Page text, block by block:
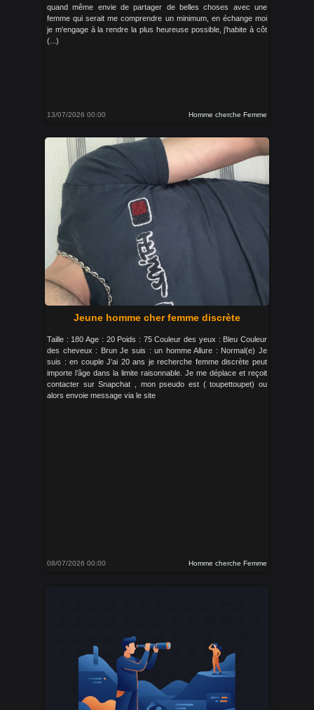
quand même envie de partager de belles choses avec une
femme qui serait me comprendre un minimum, en échange moi
je m'engage à la rendre la plus heureuse possible, j'habite à côt
(...)
13/07/2026 00:00 Homme cherche Femme
Jeune homme cher femme discrète
Taille : 180 Age : 20 Poids : 75 Couleur des yeux : Bleu Couleur
des cheveux : Brun Je suis : un homme Allure : Normal(e) Je
suis : en couple J’ai 20 ans je recherche femme discrète peut
importe l’âge dans la limite raisonnable. Je me déplace et reçoit
contacter sur Snapchat , mon pseudo est ( toupettoupet) ou
alors envoie message via le site
08/07/2026 00:00 Homme cherche Femme